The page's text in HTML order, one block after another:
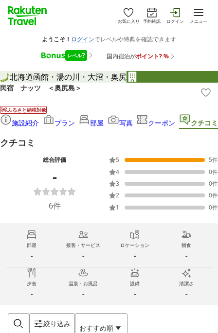
お気に入り 予約確認 ログイン メニュー
北海道函館・湯の川・大沼・奥尻
民宿 ナッツ ＜奥尻島＞
ふるさと納税対象
施設紹介 プラン 部屋 写真 クーポン クチコミ
クチコミ
総合評価
-
6件
5 5件
4
0件
3
0件
2
0件
1
0件
部屋
-
接客・サービス
-
ロケーション
-
朝食
-
夕食
-
温泉・お風呂
-
設備
-
清潔さ
-
絞り込み おすすめ順